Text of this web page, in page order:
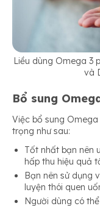
Liều dùng Omega 3
và
Bổ sung
Việc bổ sung
trọng như sau:
Tốt nhất bạn nên
hấp thu hiệu quả
Bạn nên sử dụng
luyện thói quen
Người dùng có